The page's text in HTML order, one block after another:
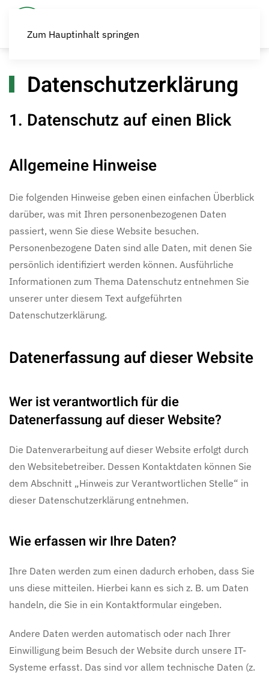
Zum Hauptinhalt springen
Datenschutzerklärung
1. Datenschutz auf einen Blick
Allgemeine Hinweise
Die folgenden Hinweise geben einen einfachen Überblick
darüber, was mit Ihren personenbezogenen Daten
passiert, wenn Sie diese Website besuchen.
Personenbezogene Daten sind alle Daten, mit denen Sie
persönlich identifiziert werden können. Ausführliche
Informationen zum Thema Datenschutz entnehmen Sie
unserer unter diesem Text aufgeführten
Datenschutzerklärung.
Datenerfassung auf dieser Website
Wer ist verantwortlich für die
Datenerfassung auf dieser Website?
Die Datenverarbeitung auf dieser Website erfolgt durch
den Websitebetreiber. Dessen Kontaktdaten können Sie
dem Abschnitt „Hinweis zur Verantwortlichen Stelle“ in
dieser Datenschutzerklärung entnehmen.
Wie erfassen wir Ihre Daten?
Ihre Daten werden zum einen dadurch erhoben, dass Sie
uns diese mitteilen. Hierbei kann es sich z. B. um Daten
handeln, die Sie in ein Kontaktformular eingeben.
Andere Daten werden automatisch oder nach Ihrer
Einwilligung beim Besuch der Website durch unsere IT-
Systeme erfasst. Das sind vor allem technische Daten (z.